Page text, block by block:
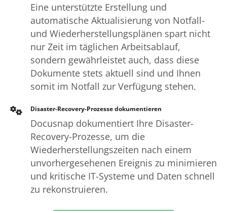
Eine unterstützte Erstellung und
automatische Aktualisierung von Notfall-
und Wiederherstellungsplänen spart nicht
nur Zeit im täglichen Arbeitsablauf,
sondern gewährleistet auch, dass diese
Dokumente stets aktuell sind und Ihnen
somit im Notfall zur Verfügung stehen.
Disaster-Recovery-Prozesse dokumentieren
Docusnap dokumentiert Ihre Disaster-
Recovery-Prozesse, um die
Wiederherstellungszeiten nach einem
unvorhergesehenen Ereignis zu minimieren
und kritische IT-Systeme und Daten schnell
zu rekonstruieren.